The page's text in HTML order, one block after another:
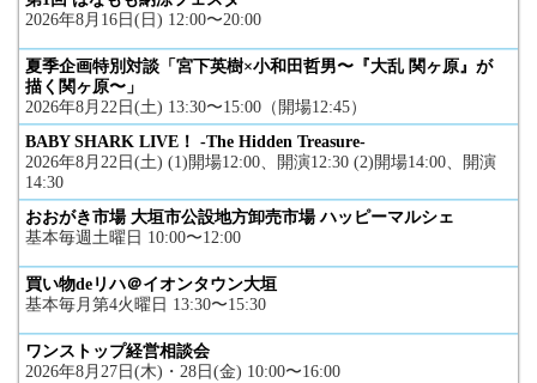
2026年8月16日(日) 12:00〜20:00
夏季企画特別対談「宮下英樹×小和田哲男〜『大乱 関ヶ原』が
描く関ヶ原〜」
2026年8月22日(土) 13:30〜15:00（開場12:45）
BABY SHARK LIVE！ -The Hidden Treasure-
2026年8月22日(土) (1)開場12:00、開演12:30 (2)開場14:00、開演
14:30
おおがき市場 大垣市公設地方卸売市場 ハッピーマルシェ
基本毎週土曜日 10:00〜12:00
買い物deリハ＠イオンタウン大垣
基本毎月第4火曜日 13:30〜15:30
ワンストップ経営相談会
2026年8月27日(木)・28日(金) 10:00〜16:00